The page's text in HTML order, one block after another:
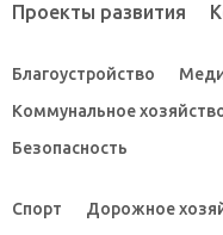
Проекты развития
Благоустройство
Коммунальное
Безопасность
Спорт Дорожное